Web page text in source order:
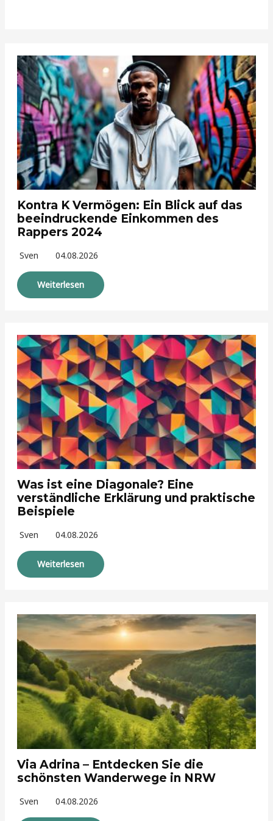
Kontra K Vermögen: Ein Blick auf das
beeindruckende Einkommen des
Rappers 2024
Sven 04.08.2026
Weiterlesen
Was ist eine Diagonale? Eine
verständliche Erklärung und praktische
Beispiele
Sven 04.08.2026
Weiterlesen
Via Adrina – Entdecken Sie die
schönsten Wanderwege in NRW
Sven 04.08.2026